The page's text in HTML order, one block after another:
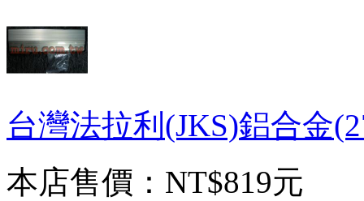
台灣法拉利(JKS)鋁合金
本店售價： NT$819元